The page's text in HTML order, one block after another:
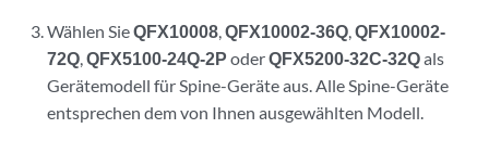
Wählen SieQFX10008,QFX10002-36Q,QFX10002-
72Q,QFX5100-24Q-2P oderQFX5200-32C-32Qals
Gerätemodell für Spine-Geräte aus. Alle Spine-Geräte
entsprechen dem von Ihnen ausgewählten Modell.